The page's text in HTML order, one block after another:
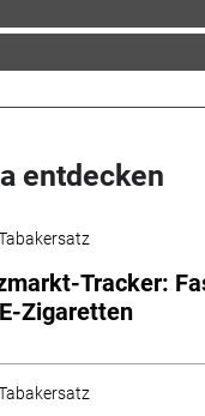
entdecken
Tracker:
Zigaretten